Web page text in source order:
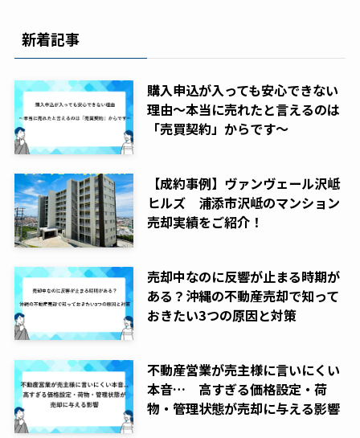
新着記事
購入申込が入っても安心できない
理由～本当に売れたと言えるのは
「売買契約」からです～
【成約事例】ヴァンヴェール沢岻
ヒルズ 浦添市沢岻のマンション
売却実績をご紹介！
売却中なのに反響が止まる時期が
ある？沖縄の不動産売却で知って
おきたい3つの原因と対策
不動産営業が売主様に言いにくい
本音… 高すぎる価格設定・荷
物・管理状態が売却に与える影響